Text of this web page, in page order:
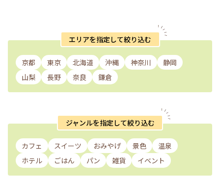
エリアを指定して絞り込む
京都 東京 北海道 沖縄 神奈川
静岡
山梨
長野 奈良 鎌倉
ジャンルを指定して絞り込む
カフェ スイーツ おみやげ 景色
温泉
ホテル
ごはん パン 雑貨 イベント